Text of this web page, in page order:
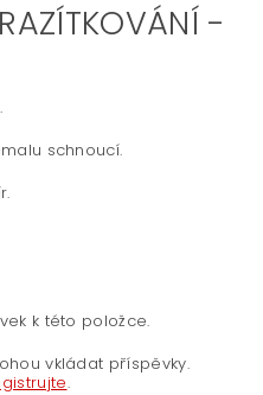
-
schnoucí.
k této položce.
vkládat příspěvky.
.